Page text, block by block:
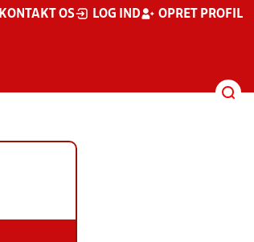
KONTAKT OS LOG IND OPRET PROFIL